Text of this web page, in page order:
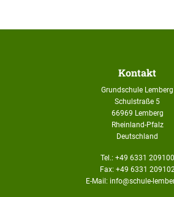
Kontakt
Grundschule Lemberg
Schulstraße 5
66969 Lemberg
Rheinland-Pfalz
Deutschland
Tel.: +49 6331 209100
Fax: +49 6331
E-Mail: info@schule-